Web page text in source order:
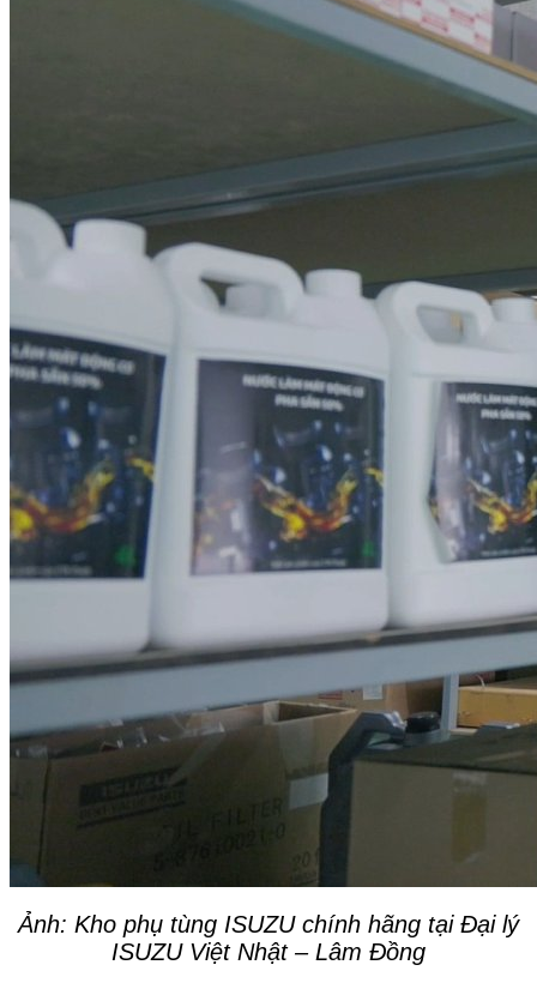
Ảnh: Kho phụ tùng ISUZU chính hãng tại Đại lý
ISUZU Việt Nhật – Lâm Đồng